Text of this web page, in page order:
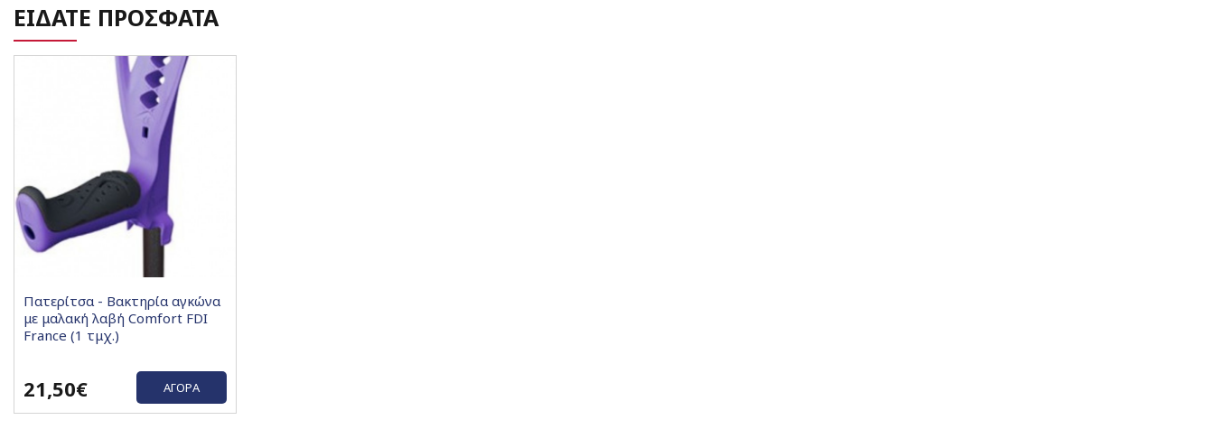
ΕΙΔΑΤΕ ΠΡΟΣΦΑΤΑ
Πατερίτσα - Βακτηρία αγκώνα
με μαλακή λαβή Comfort FDI
France (1 τμχ.)
21,50€ ΑΓΟΡΆ